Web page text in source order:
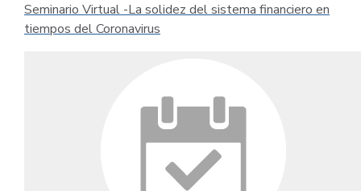
Seminario Virtual -La solidez del sistema financiero en
tiempos del Coronavirus